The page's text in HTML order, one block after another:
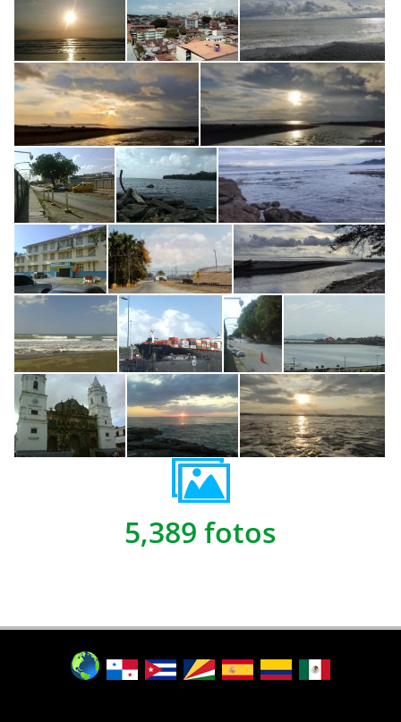
5,389 fotos